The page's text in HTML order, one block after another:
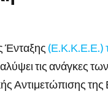
Ένταξης
τις ανάγκες
Αντιμετώπισης της